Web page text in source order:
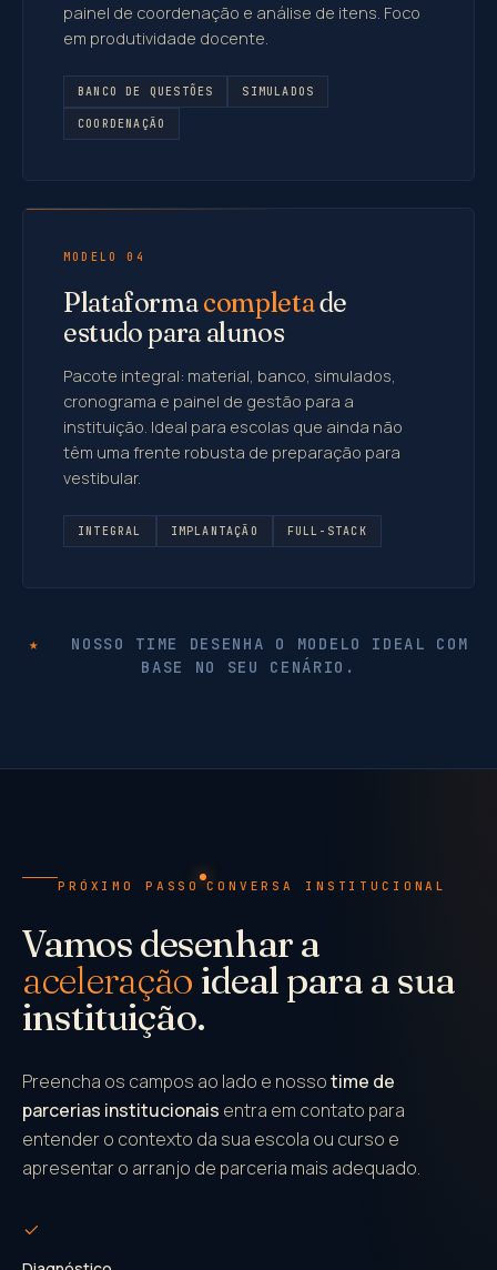
painel de coordenação e análise de itens. Foco
em produtividade docente.
BANCO DE QUESTÕES SIMULADOS
COORDENAÇÃO
MODELO 04
Plataformacompletade
estudo para alunos
Pacote integral: material, banco, simulados,
cronograma e painel de gestão para a
instituição. Ideal para escolas que ainda não
têm uma frente robusta de preparação para
vestibular.
INTEGRAL IMPLANTAÇÃO FULL-STACK
★ NOSSO TIME DESENHA O MODELO IDEAL COM
BASE NO SEU CENÁRIO.
PRÓXIMO PASSO CONVERSA INSTITUCIONAL
Vamos desenhar a
aceleração ideal para a sua
instituição.
Preencha os campos ao lado e nossotime de
parcerias institucionais entra em contato para
entender o contexto da sua escola ou curso e
apresentar o arranjo de parceria mais adequado.